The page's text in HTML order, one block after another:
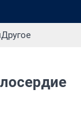
Другое